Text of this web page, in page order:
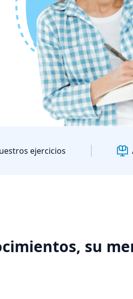
ejercicios
su